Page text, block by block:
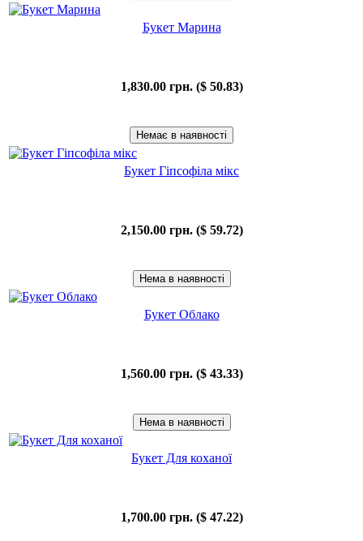
Букет Марина
1,830.00 грн. ($ 50.83)
Букет Гіпсофіла мікс
2,150.00 грн. ($ 59.72)
Букет Облако
1,560.00 грн. ($ 43.33)
Букет Для коханої
1,700.00 грн. ($ 47.22)